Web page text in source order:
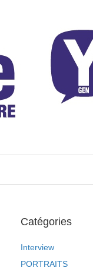
Catégories
Interview
PORTRAITS